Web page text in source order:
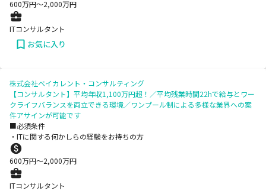
600万円〜2,000万円
ITコンサルタント
お気に入り
株式会社ベイカレント・コンサルティング
【コンサルタント】平均年収1,100万円超！／平均残業時間22hで給与とワー
クライフバランスを両立できる環境／ワンプール制による多様な業界への案
件アサインが可能です
■必須条件
・ITに関する何かしらの経験をお持ちの方
600万円〜2,000万円
ITコンサルタント